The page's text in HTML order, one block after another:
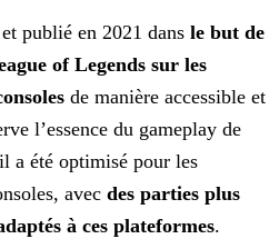
publié en 2021 dans le but de
of Legends sur les
de manière accessible et
l’essence du gameplay de
a été optimisé pour les
avec des parties plus
à ces plateformes.